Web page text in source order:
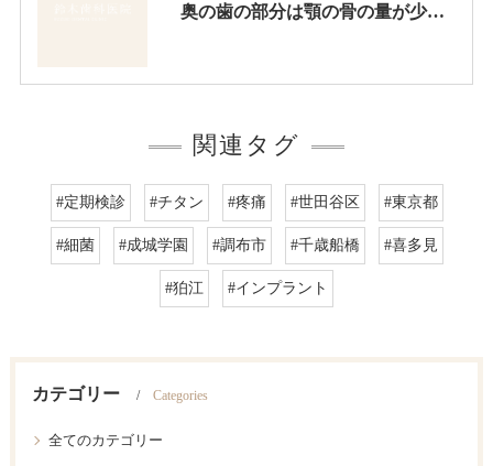
奥の歯の部分は顎の骨の量が少なかったので、手前だけインプラントを入れ、奥には入れ歯を入れました。
関連タグ
#定期検診 #チタン #疼痛 #世田谷区 #東京都
#細菌 #成城学園 #調布市 #千歳船橋 #喜多見
#狛江 #インプラント
カテゴリー Categories
全てのカテゴリー